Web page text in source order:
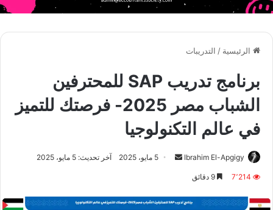
الرئيسية / التدريبات
برنامج تدريب SAP للمحترفين
الشباب مصر 2025- فرصتك للتميز
في عالم التكنولوجيا
Ibrahim El-Apgigy
أرسل 5 مايو، 2025 آخر تحديث: 5 مايو، 2025
7٬214